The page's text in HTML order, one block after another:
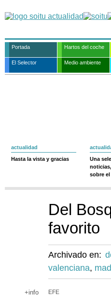
Portada Hartos del coche
El Selector Medio ambiente
actualidad
Hasta la vista y gracias
Una
sobre
Del
favorito
Archivado en:
valenciana,
+info
EFE